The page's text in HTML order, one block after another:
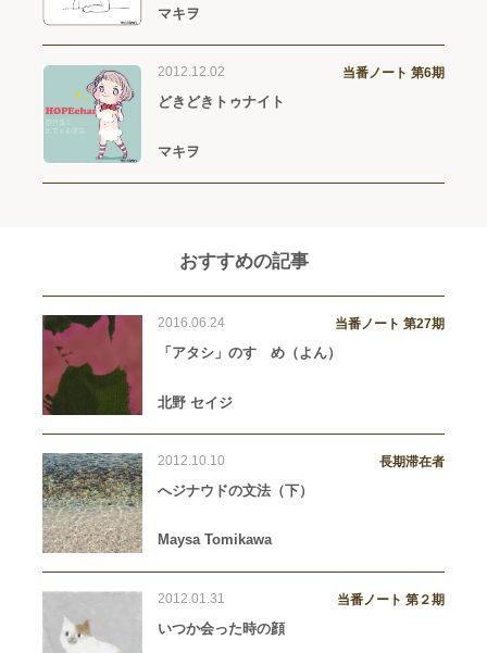
マキヲ
2012.12.02 当番ノート 第6期
どきどきトゥナイト
マキヲ
おすすめの記事
2016.06.24 当番ノート 第27期
「アタシ」のすゝめ（よん）
北野 セイジ
2012.10.10 長期滞在者
へジナウドの文法（下）
Maysa Tomikawa
2012.01.31 当番ノート 第２期
いつか会った時の顔